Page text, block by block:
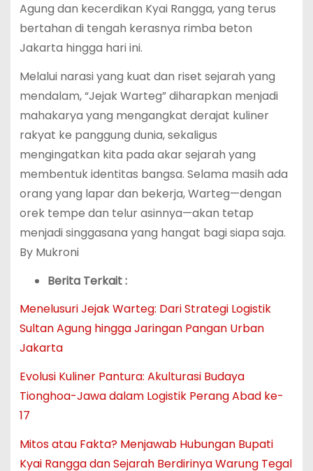
Agung dan kecerdikan Kyai Rangga, yang terus
bertahan di tengah kerasnya rimba beton
Jakarta hingga hari ini.
Melalui narasi yang kuat dan riset sejarah yang
mendalam, “Jejak Warteg” diharapkan menjadi
mahakarya yang mengangkat derajat kuliner
rakyat ke panggung dunia, sekaligus
mengingatkan kita pada akar sejarah yang
membentuk identitas bangsa. Selama masih ada
orang yang lapar dan bekerja, Warteg—dengan
orek tempe dan telur asinnya—akan tetap
menjadi singgasana yang hangat bagi siapa saja.
By Mukroni
Berita Terkait :
Menelusuri Jejak Warteg: Dari Strategi Logistik
Sultan Agung hingga Jaringan Pangan Urban
Jakarta
Evolusi Kuliner Pantura: Akulturasi Budaya
Tionghoa-Jawa dalam Logistik Perang Abad ke-
17
Mitos atau Fakta? Menjawab Hubungan Bupati
Kyai Rangga dan Sejarah Berdirinya Warung Tegal